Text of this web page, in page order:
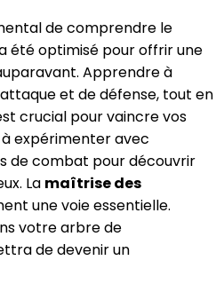
de comprendre le
été optimisé pour offrir une
Apprendre à
et de défense, tout en
crucial pour vaincre vos
à expérimenter avec
de combat pour découvrir
La maîtrise des
une voie essentielle.
votre arbre de
de devenir un